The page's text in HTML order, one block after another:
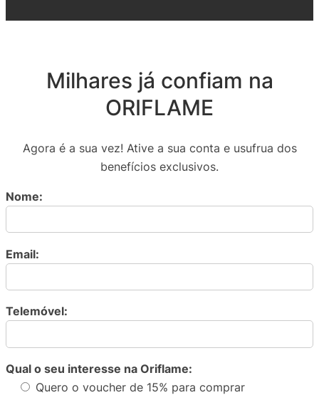
Milhares já confiam na
ORIFLAME
Agora é a sua vez! Ative a sua conta e usufrua dos
benefícios exclusivos.
Nome:
Email:
Telemóvel:
Qual o seu interesse na Oriflame:
Quero o voucher de 15% para comprar